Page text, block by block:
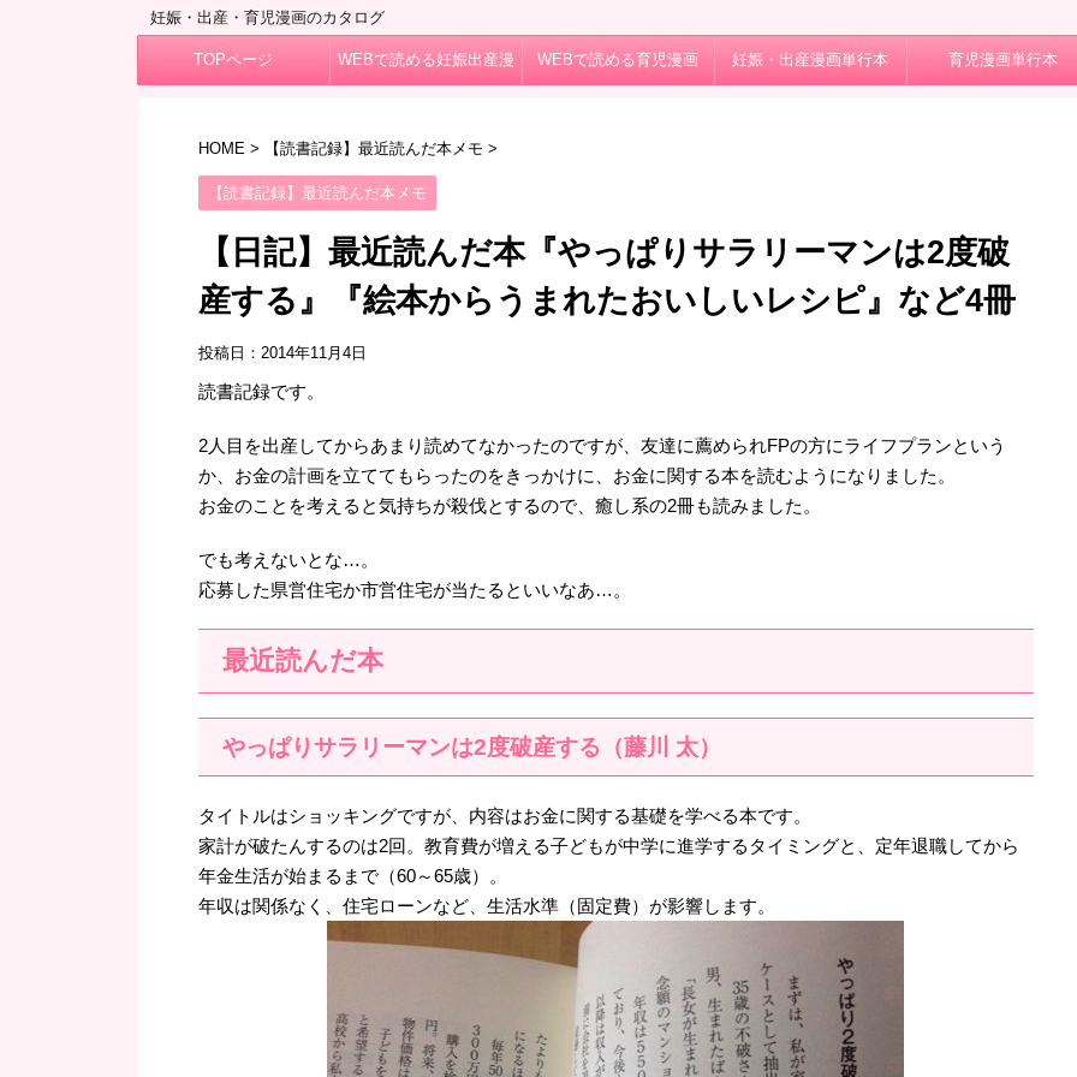
妊娠・出産・育児漫画のカタログ
TOPページ WEBで読める妊娠出産漫 WEBで読める育児漫画 妊娠・出産漫画単行本 育児漫画単行本
HOME> 【読書記録】最近読んだ本メモ >
【読書記録】最近読んだ本メモ
【日記】最近読んだ本『やっぱりサラリーマンは2度破
産する』『絵本からうまれたおいしいレシピ』など4冊
投稿日： 2014年11月4日
読書記録です。
2人目を出産してからあまり読めてなかったのですが、友達に薦められFPの方にライフプランという
か、お金の計画を立ててもらったのをきっかけに、お金に関する本を読むようになりました。
お金のことを考えると気持ちが殺伐とするので、癒し系の2冊も読みました。
でも考えないとな…。
応募した県営住宅か市営住宅が当たるといいなあ…。
最近読んだ本
やっぱりサラリーマンは2度破産する（藤川 太）
タイトルはショッキングですが、内容はお金に関する基礎を学べる本です。
家計が破たんするのは2回。教育費が増える子どもが中学に進学するタイミングと、定年退職してから
年金生活が始まるまで（60～65歳）。
年収は関係なく、住宅ローンなど、生活水準（固定費）が影響します。